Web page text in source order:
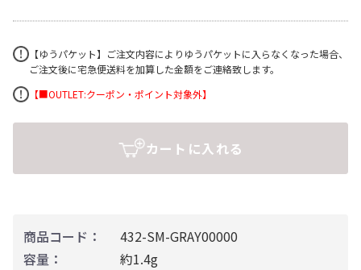
商品コード：
432-SM-GRAY00000
容量：
約1.4g
【ゆうパケット】ご注文内容によりゆうパケットに入らなくなった場合、
ご注文後に宅急便送料を加算した金額をご連絡致します。
【■OUTLET:クーポン・ポイント対象外】
カートに入れる